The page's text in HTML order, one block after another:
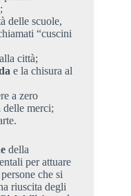
delle scuole,
“cuscini
città;
e la chisura al
a zero
delle merci;
della
per attuare
che si
riuscita degli